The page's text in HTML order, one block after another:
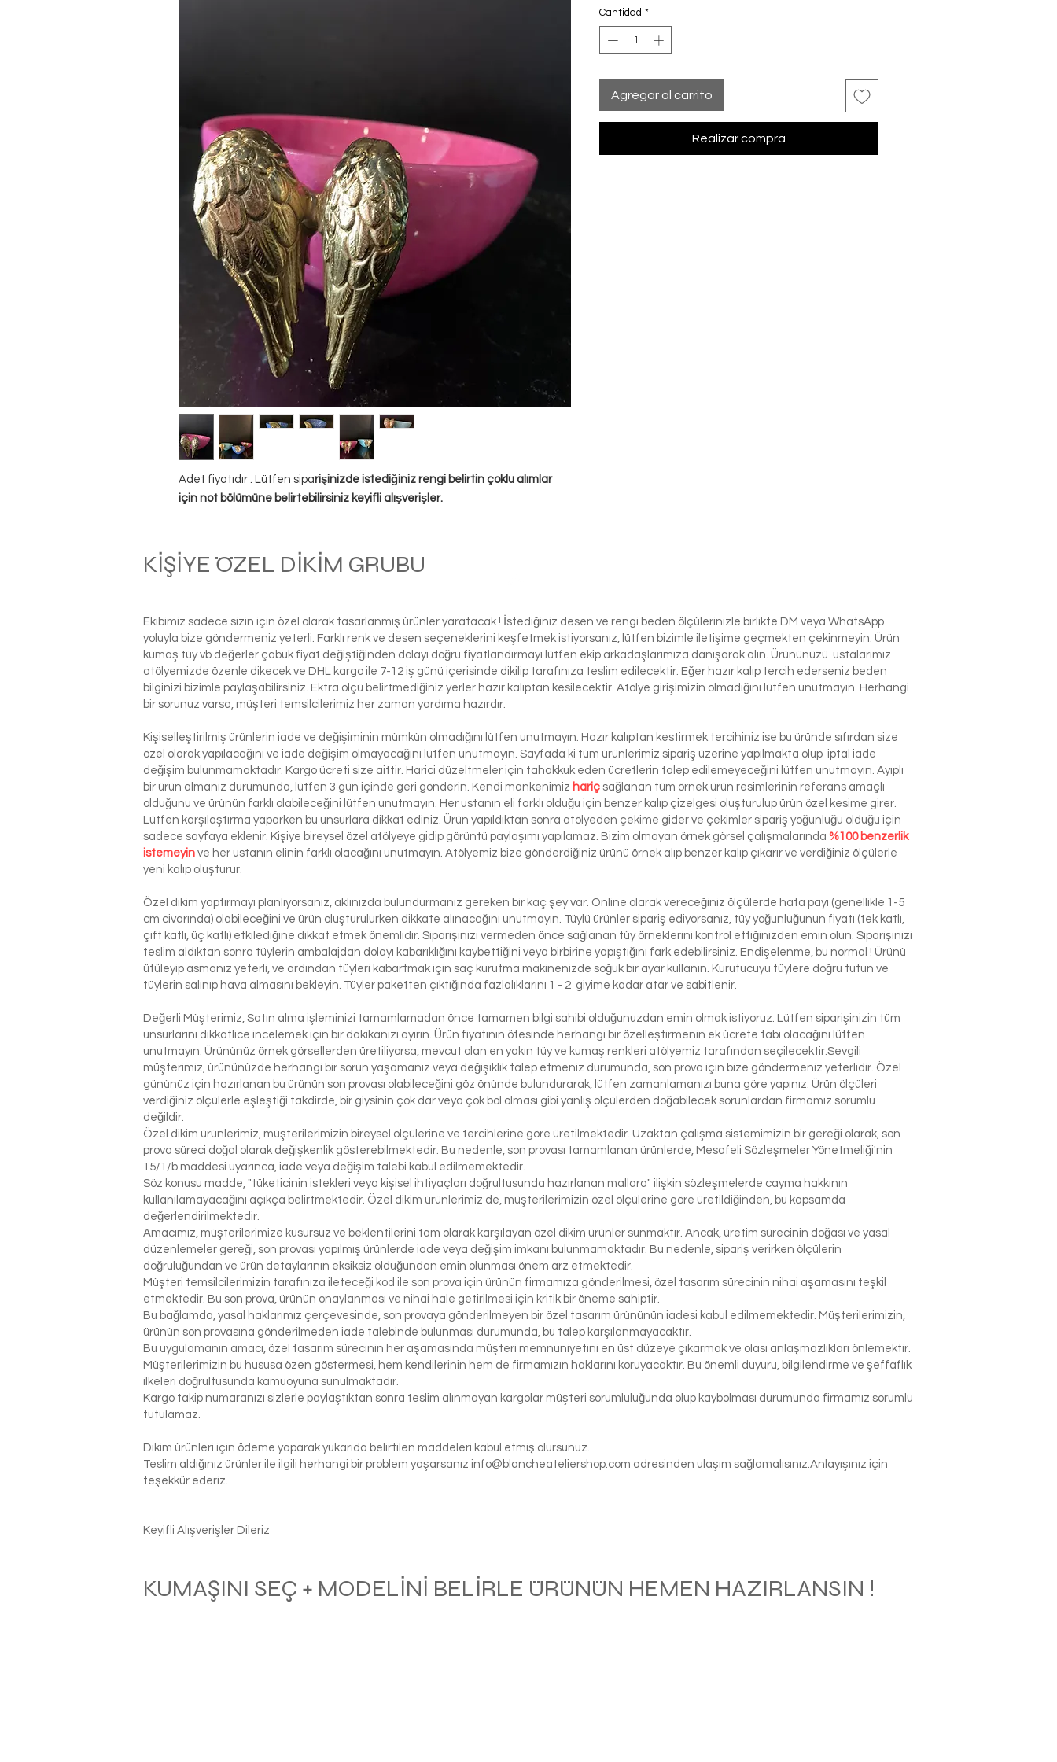
Adet fiyatıdır . Lütfen siparişinizde istediğiniz rengi belirtin çoklu alımlar
için not bölümüne belirtebilirsiniz keyifli alışverişler.
Cantidad *
Agregar al carrito
Realizar compra
KİŞİYE ÖZEL DİKİM GRUBU
Ekibimiz sadece sizin için özel olarak tasarlanmış ürünler yaratacak ! İstediğiniz desen ve rengi beden ölçülerinizle birlikte DM veya WhatsApp
yoluyla bize göndermeniz yeterli. Farklı renk ve desen seçeneklerini keşfetmek istiyorsanız, lütfen bizimle iletişime geçmekten çekinmeyin. Ürün
kumaş tüy vb değerler çabuk fiyat değiştiğinden dolayı doğru fiyatlandırmayı lütfen ekip arkadaşlarımıza danışarak alın. Ürününüzü ustalarımız
atölyemizde özenle dikecek ve DHL kargo ile 7-12 iş günü içerisinde dikilip tarafınıza teslim edilecektir. Eğer hazır kalıp tercih ederseniz beden
bilginizi bizimle paylaşabilirsiniz. Ektra ölçü belirtmediğiniz yerler hazır kalıptan kesilecektir. Atölye girişimizin olmadığını lütfen unutmayın. Herhangi
bir sorunuz varsa, müşteri temsilcilerimiz her zaman yardıma hazırdır.
Kişiselleştirilmiş ürünlerin iade ve değişiminin mümkün olmadığını lütfen unutmayın. Hazır kalıptan kestirmek tercihiniz ise bu üründe sıfırdan size
özel olarak yapılacağını ve iade değişim olmayacağını lütfen unutmayın. Sayfada ki tüm ürünlerimiz sipariş üzerine yapılmakta olup iptal iade
değişim bulunmamaktadır. Kargo ücreti size aittir. Harici düzeltmeler için tahakkuk eden ücretlerin talep edilemeyeceğini lütfen unutmayın. Ayıplı
bir ürün almanız durumunda, lütfen 3 gün içinde geri gönderin. Kendi mankenimiz hariç sağlanan tüm örnek ürün resimlerinin referans amaçlı
olduğunu ve ürünün farklı olabileceğini lütfen unutmayın. Her ustanın eli farklı olduğu için benzer kalıp çizelgesi oluşturulup ürün özel kesime girer.
Lütfen karşılaştırma yaparken bu unsurlara dikkat ediniz. Ürün yapıldıktan sonra atölyeden çekime gider ve çekimler sipariş yoğunluğu olduğu için
sadece sayfaya eklenir. Kişiye bireysel özel atölyeye gidip görüntü paylaşımı yapılamaz. Bizim olmayan örnek görsel çalışmalarında %100 benzerlik
istemeyin ve her ustanın elinin farklı olacağını unutmayın. Atölyemiz bize gönderdiğiniz ürünü örnek alıp benzer kalıp çıkarır ve verdiğiniz ölçülerle
yeni kalıp oluşturur.
Özel dikim yaptırmayı planlıyorsanız, aklınızda bulundurmanız gereken bir kaç şey var. Online olarak vereceğiniz ölçülerde hata payı (genellikle 1-5
cm civarında) olabileceğini ve ürün oluşturulurken dikkate alınacağını unutmayın. Tüylü ürünler sipariş ediyorsanız, tüy yoğunluğunun fiyatı (tek katlı,
çift katlı, üç katlı) etkilediğine dikkat etmek önemlidir. Siparişinizi vermeden önce sağlanan tüy örneklerini kontrol ettiğinizden emin olun. Siparişinizi
teslim aldıktan sonra tüylerin ambalajdan dolayı kabarıklığını kaybettiğini veya birbirine yapıştığını fark edebilirsiniz. Endişelenme, bu normal ! Ürünü
ütüleyip asmanız yeterli, ve ardından tüyleri kabartmak için saç kurutma makinenizde soğuk bir ayar kullanın. Kurutucuyu tüylere doğru tutun ve
tüylerin salınıp hava almasını bekleyin. Tüyler paketten çıktığında fazlalıklarını 1 - 2 giyime kadar atar ve sabitlenir.
Değerli Müşterimiz, Satın alma işleminizi tamamlamadan önce tamamen bilgi sahibi olduğunuzdan emin olmak istiyoruz. Lütfen siparişinizin tüm
unsurlarını dikkatlice incelemek için bir dakikanızı ayırın. Ürün fiyatının ötesinde herhangi bir özelleştirmenin ek ücrete tabi olacağını lütfen
unutmayın. Ürününüz örnek görsellerden üretiliyorsa, mevcut olan en yakın tüy ve kumaş renkleri atölyemiz tarafından seçilecektir.Sevgili
müşterimiz, ürününüzde herhangi bir sorun yaşamanız veya değişiklik talep etmeniz durumunda, son prova için bize göndermeniz yeterlidir. Özel
gününüz için hazırlanan bu ürünün son provası olabileceğini göz önünde bulundurarak, lütfen zamanlamanızı buna göre yapınız. Ürün ölçüleri
verdiğiniz ölçülerle eşleştiği takdirde, bir giysinin çok dar veya çok bol olması gibi yanlış ölçülerden doğabilecek sorunlardan firmamız sorumlu
değildir.
Özel dikim ürünlerimiz, müşterilerimizin bireysel ölçülerine ve tercihlerine göre üretilmektedir. Uzaktan çalışma sistemimizin bir gereği olarak, son
prova süreci doğal olarak değişkenlik gösterebilmektedir. Bu nedenle, son provası tamamlanan ürünlerde, Mesafeli Sözleşmeler Yönetmeliği'nin
15/1/b maddesi uyarınca, iade veya değişim talebi kabul edilmemektedir.
Söz konusu madde, "tüketicinin istekleri veya kişisel ihtiyaçları doğrultusunda hazırlanan mallara" ilişkin sözleşmelerde cayma hakkının
kullanılamayacağını açıkça belirtmektedir. Özel dikim ürünlerimiz de, müşterilerimizin özel ölçülerine göre üretildiğinden, bu kapsamda
değerlendirilmektedir.
Amacımız, müşterilerimize kusursuz ve beklentilerini tam olarak karşılayan özel dikim ürünler sunmaktır. Ancak, üretim sürecinin doğası ve yasal
düzenlemeler gereği, son provası yapılmış ürünlerde iade veya değişim imkanı bulunmamaktadır. Bu nedenle, sipariş verirken ölçülerin
doğruluğundan ve ürün detaylarının eksiksiz olduğundan emin olunması önem arz etmektedir.
Müşteri temsilcilerimizin tarafınıza ileteceği kod ile son prova için ürünün firmamıza gönderilmesi, özel tasarım sürecinin nihai aşamasını teşkil
etmektedir. Bu son prova, ürünün onaylanması ve nihai hale getirilmesi için kritik bir öneme sahiptir.
Bu bağlamda, yasal haklarımız çerçevesinde, son provaya gönderilmeyen bir özel tasarım ürününün iadesi kabul edilmemektedir. Müşterilerimizin,
ürünün son provasına gönderilmeden iade talebinde bulunması durumunda, bu talep karşılanmayacaktır.
Bu uygulamanın amacı, özel tasarım sürecinin her aşamasında müşteri memnuniyetini en üst düzeye çıkarmak ve olası anlaşmazlıkları önlemektir.
Müşterilerimizin bu hususa özen göstermesi, hem kendilerinin hem de firmamızın haklarını koruyacaktır. Bu önemli duyuru, bilgilendirme ve şeffaflık
ilkeleri doğrultusunda kamuoyuna sunulmaktadır.
Kargo takip numaranızı sizlerle paylaştıktan sonra teslim alınmayan kargolar müşteri sorumluluğunda olup kaybolması durumunda firmamız sorumlu
tutulamaz.
Dikim ürünleri için ödeme yaparak yukarıda belirtilen maddeleri kabul etmiş olursunuz.
Teslim aldığınız ürünler ile ilgili herhangi bir problem yaşarsanız info@blancheateliershop.com adresinden ulaşım sağlamalısınız.Anlayışınız için
teşekkür ederiz.
Keyifli Alışverişler Dileriz
KUMAŞINI SEÇ + MODELİNİ BELİRLE ÜRÜNÜN HEMEN HAZIRLANSIN !